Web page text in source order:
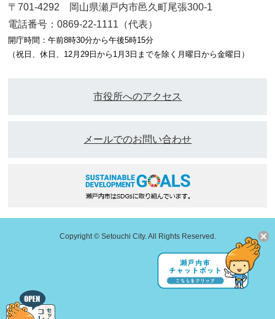
〒701-4292 岡山県瀬戸内市邑久町尾張300-1
電話番号：0869-22-1111（代表）
開庁時間：午前8時30分から午後5時15分
（祝日、休日、12月29日から1月3日までを除く月曜日から金曜日）
市役所へのアクセス
メールでのお問い合わせ
Copyright © Setouchi City. All Rights Reserved.